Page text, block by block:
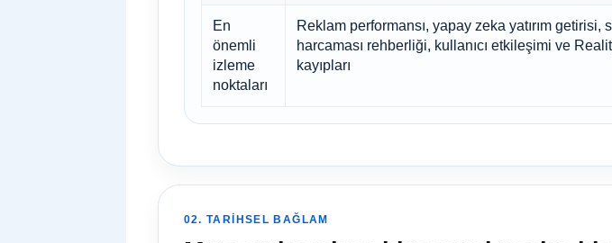
En
önemli
izleme
noktaları
Reklam performansı, yapay zeka yatırım getirisi,
harcaması rehberliği, kullanıcı etkileşimi ve
kayıpları
02. TARIHSEL BAĞLAM